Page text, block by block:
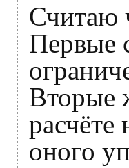
Считаю
Первые
Вторые
оного